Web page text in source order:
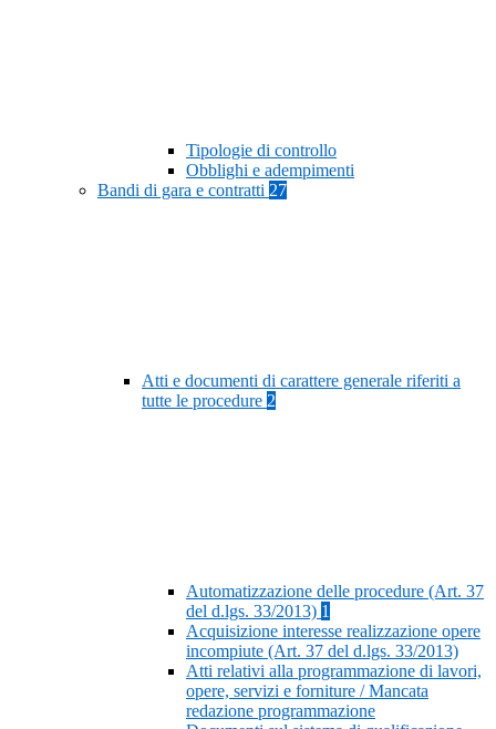
Tipologie di controllo
Obblighi e adempimenti
Bandi di gara e contratti 27
Atti e documenti di carattere generale riferiti a
tutte le procedure 2
Automatizzazione delle procedure (Art. 37
del d.lgs. 33/2013) 1
Acquisizione interesse realizzazione opere
incompiute (Art. 37 del d.lgs. 33/2013)
Atti relativi alla programmazione di lavori,
opere, servizi e forniture / Mancata
redazione programmazione